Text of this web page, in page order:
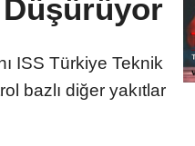
ISS Türkiye Teknik
bazlı diğer yakıtlar